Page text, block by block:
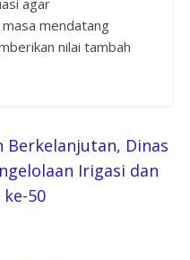
agar
mendatang
nilai tambah
Berkelanjutan, Dinas
Irigasi dan
50